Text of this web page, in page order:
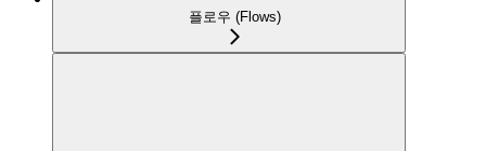
플로우 (Flows)